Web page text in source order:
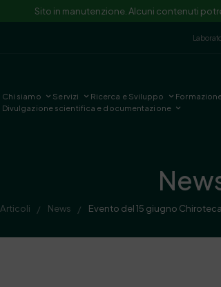
Sito in manutenzione. Alcuni contenuti
Chi siamo Servizi Ricerca e Sviluppo
Divulgazione scientifica e documentazione
Articoli / News / Evento del 15 giugno